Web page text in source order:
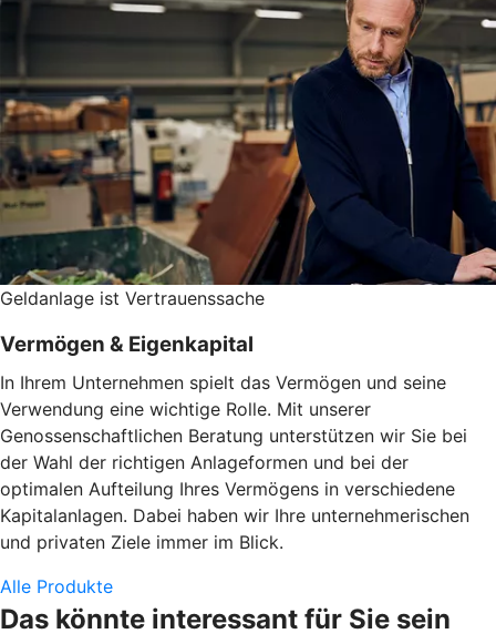
Geldanlage ist Vertrauenssache
Vermögen & Eigenkapital
In Ihrem Unternehmen spielt das Vermögen und seine
Verwendung eine wichtige Rolle. Mit unserer
Genossenschaftlichen Beratung unterstützen wir Sie bei
der Wahl der richtigen Anlageformen und bei der
optimalen Aufteilung Ihres Vermögens in verschiedene
Kapitalanlagen. Dabei haben wir Ihre unternehmerischen
und privaten Ziele immer im Blick.
Alle Produkte
Das könnte interessant für Sie sein